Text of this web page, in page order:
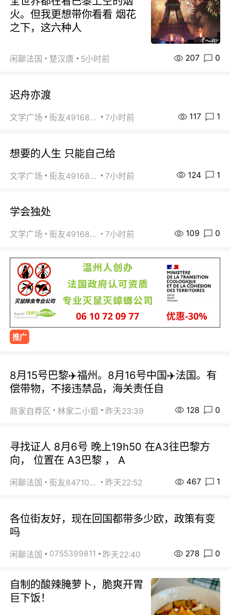
火。但我更想带你看看 烟花
之下，这六种人
闲聊法国 楚汉唐 5小时前 207 0
迟舟亦渡
文学广场 街友49168527 7小时前 117 1
想要的人生 只能自己给
文学广场 街友49168527 7小时前 124 1
学会独处
文学广场 街友49168527 7小时前 109 0
推广
8月15号巴黎✈️福州。8月16号中国✈️法国。有
偿带物，不接违禁品，海关责任自
商家自荐区 林家二小姐 昨天23:39 128 0
寻找证人 8月6号 晚上19h50 在A3往巴黎方
向， 位置在 A3巴黎 ， A
闲聊法国 街友84710671 昨天22:52 467 1
各位街友好，现在回国都带多少欧，政策有变
吗
闲聊法国 0755399811 昨天22:40 278 0
自制的酸辣腌萝卜，脆爽开胃
巨下饭！